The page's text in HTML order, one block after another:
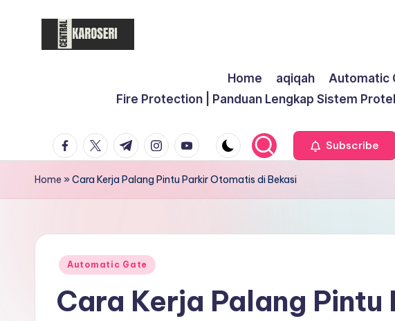
r
l
Home aqiqah Automatic
Fire Protection | Panduan Lengkap Sistem
facebook.com
twitter.com
t.me instagram.com
youtube.com Subscribe
Home »Cara Kerja Palang Pintu Parkir Otomatis di Bekasi
Posted
Automatic Gate
Cara Kerja Palang Pintu